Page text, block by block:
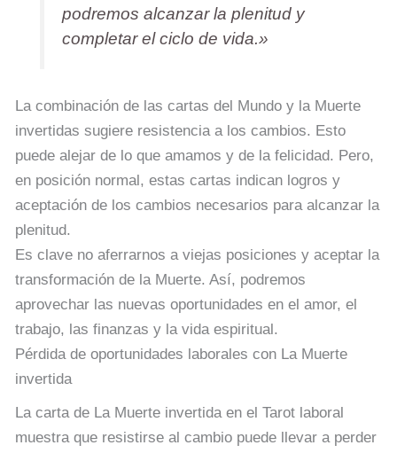
podremos alcanzar la plenitud y
completar el ciclo de vida.»
La combinación de las cartas del Mundo y la Muerte
invertidas sugiere resistencia a los cambios. Esto
puede alejar de lo que amamos y de la felicidad. Pero,
en posición normal, estas cartas indican logros y
aceptación de los cambios necesarios para alcanzar la
plenitud.
Es clave no aferrarnos a viejas posiciones y aceptar la
transformación de la Muerte. Así, podremos
aprovechar las nuevas oportunidades en el amor, el
trabajo, las finanzas y la vida espiritual.
Pérdida de oportunidades laborales con La Muerte
invertida
La carta de La Muerte invertida en el Tarot laboral
muestra que resistirse al cambio puede llevar a perder